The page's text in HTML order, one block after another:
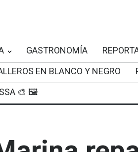
GASTRONOMÍA
EN BLANCO Y NEGRO
🎨 🖼